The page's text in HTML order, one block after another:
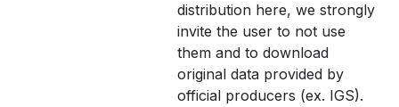
distribution here, we strongly
invite the user to not use
them and to download
original data provided by
official producers (ex. IGS).